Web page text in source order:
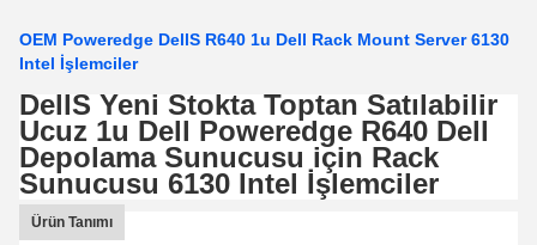
OEM Poweredge DellS R640 1u Dell Rack Mount Server 6130
Intel İşlemciler
DellS Yeni Stokta Toptan Satılabilir
Ucuz 1u Dell Poweredge R640 Dell
Depolama Sunucusu için Rack
Sunucusu 6130 Intel İşlemciler
Ürün Tanımı